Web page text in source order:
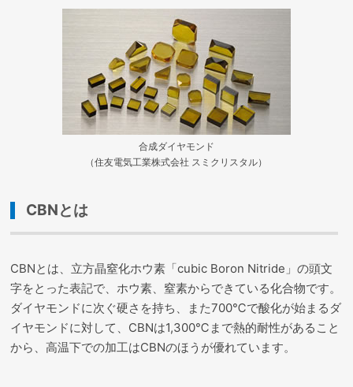
合成ダイヤモンド
（住友電気工業株式会社 スミクリスタル）
CBNとは
CBNとは、立方晶窒化ホウ素「cubic Boron Nitride」の頭文
字をとった表記で、ホウ素、窒素からできている化合物です。
ダイヤモンドに次ぐ硬さを持ち、また700℃で酸化が始まるダ
イヤモンドに対して、CBNは1,300℃まで熱的耐性があること
から、高温下での加工はCBNのほうが優れています。